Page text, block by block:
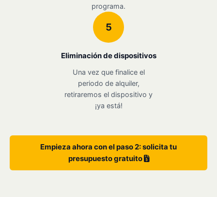
programa.
5
Eliminación de dispositivos
Una vez que finalice el
periodo de alquiler,
retiraremos el dispositivo y
¡ya está!
Empieza ahora con el paso 2: solicita tu
presupuesto gratuito